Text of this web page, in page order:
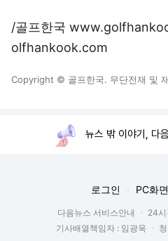
/골프한국
olfhankook.com
Copyright © 골프한국. 무단전재 및
뉴스 밖 이야기, 다
로그인 PC화면
다음뉴스 서비스안내 24시
기사배열책임자 : 임광욱